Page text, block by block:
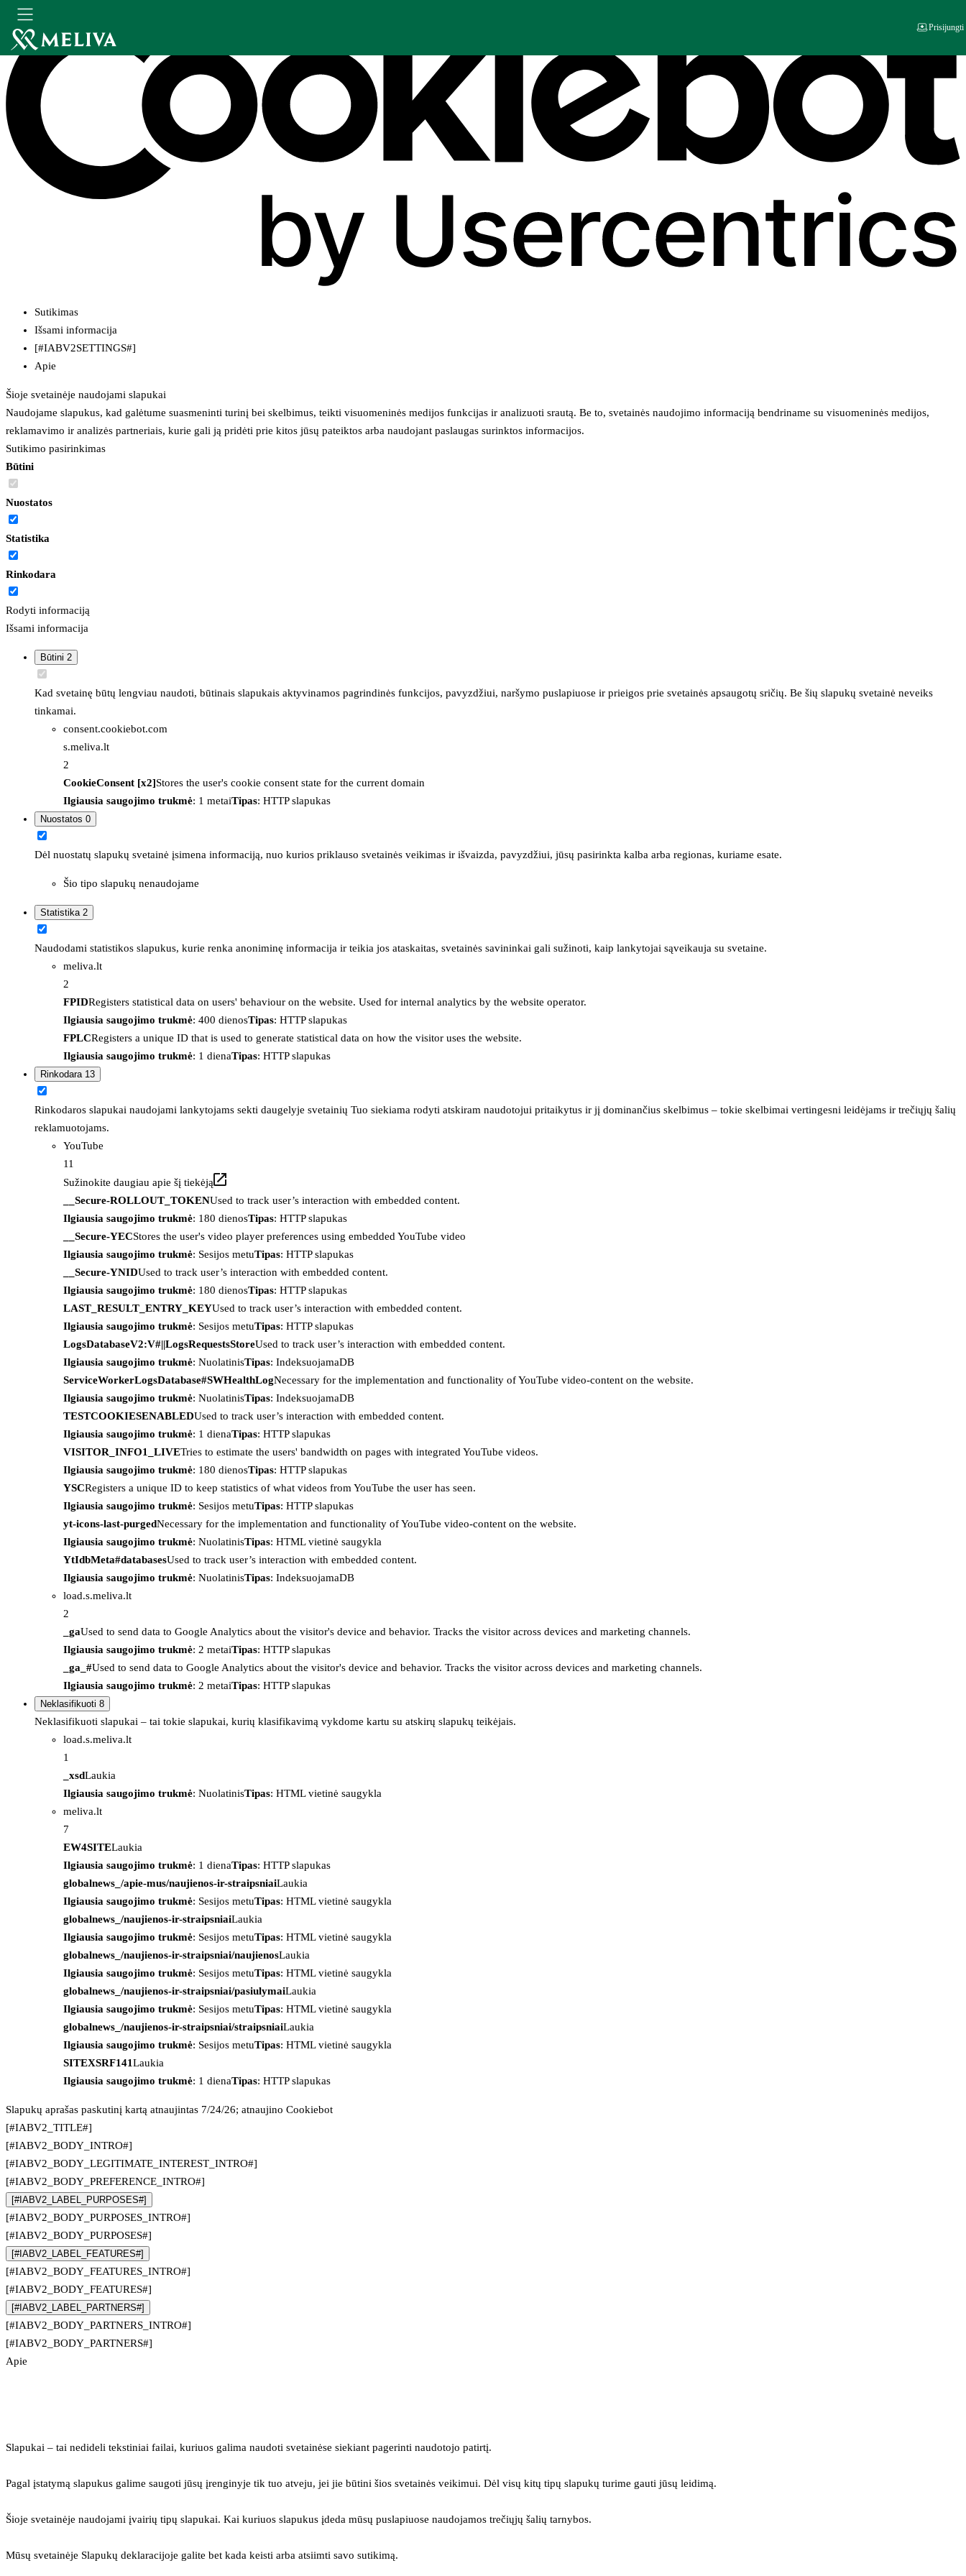
Sutikimas
Išsami informacija
[#IABV2SETTINGS#]
Apie
Šioje svetainėje naudojami slapukai
Naudojame slapukus, kad galėtume suasmeninti turinį bei skelbimus, teikti visuomeninės medijos funkcijas ir analizuoti srautą. Be to, svetainės naudojimo informaciją bendriname su visuomeninės medijos,
reklamavimo ir analizės partneriais, kurie gali ją pridėti prie kitos jūsų pateiktos arba naudojant paslaugas surinktos informacijos.
Sutikimo pasirinkimas
Būtini
Nuostatos
Statistika
Rinkodara
Rodyti informaciją
Išsami informacija
Būtini 2
Kad svetainę būtų lengviau naudoti, būtinais slapukais aktyvinamos pagrindinės funkcijos, pavyzdžiui, naršymo puslapiuose ir prieigos prie svetainės apsaugotų sričių. Be šių slapukų svetainė neveiks
tinkamai.
consent.cookiebot.com
s.meliva.lt
2
CookieConsent [x2]Stores the user's cookie consent state for the current domain
Ilgiausia saugojimo trukmė: 1 metaiTipas: HTTP slapukas
Nuostatos 0
Dėl nuostatų slapukų svetainė įsimena informaciją, nuo kurios priklauso svetainės veikimas ir išvaizda, pavyzdžiui, jūsų pasirinkta kalba arba regionas, kuriame esate.
Šio tipo slapukų nenaudojame
Statistika 2
Naudodami statistikos slapukus, kurie renka anoniminę informacija ir teikia jos ataskaitas, svetainės savininkai gali sužinoti, kaip lankytojai sąveikauja su svetaine.
meliva.lt
2
FPIDRegisters statistical data on users' behaviour on the website. Used for internal analytics by the website operator.
Ilgiausia saugojimo trukmė: 400 dienosTipas: HTTP slapukas
FPLCRegisters a unique ID that is used to generate statistical data on how the visitor uses the website.
Ilgiausia saugojimo trukmė: 1 dienaTipas: HTTP slapukas
Rinkodara 13
Rinkodaros slapukai naudojami lankytojams sekti daugelyje svetainių Tuo siekiama rodyti atskiram naudotojui pritaikytus ir jį dominančius skelbimus – tokie skelbimai vertingesni leidėjams ir trečiųjų šalių
reklamuotojams.
YouTube
11
Sužinokite daugiau apie šį tiekėją
__Secure-ROLLOUT_TOKENUsed to track user’s interaction with embedded content.
Ilgiausia saugojimo trukmė: 180 dienosTipas: HTTP slapukas
__Secure-YECStores the user's video player preferences using embedded YouTube video
Ilgiausia saugojimo trukmė: Sesijos metuTipas: HTTP slapukas
__Secure-YNIDUsed to track user’s interaction with embedded content.
Ilgiausia saugojimo trukmė: 180 dienosTipas: HTTP slapukas
LAST_RESULT_ENTRY_KEYUsed to track user’s interaction with embedded content.
Ilgiausia saugojimo trukmė: Sesijos metuTipas: HTTP slapukas
LogsDatabaseV2:V#||LogsRequestsStoreUsed to track user’s interaction with embedded content.
Ilgiausia saugojimo trukmė: NuolatinisTipas: IndeksuojamaDB
ServiceWorkerLogsDatabase#SWHealthLogNecessary for the implementation and functionality of YouTube video-content on the website.
Ilgiausia saugojimo trukmė: NuolatinisTipas: IndeksuojamaDB
TESTCOOKIESENABLEDUsed to track user’s interaction with embedded content.
Ilgiausia saugojimo trukmė: 1 dienaTipas: HTTP slapukas
VISITOR_INFO1_LIVETries to estimate the users' bandwidth on pages with integrated YouTube videos.
Ilgiausia saugojimo trukmė: 180 dienosTipas: HTTP slapukas
YSCRegisters a unique ID to keep statistics of what videos from YouTube the user has seen.
Ilgiausia saugojimo trukmė: Sesijos metuTipas: HTTP slapukas
yt-icons-last-purgedNecessary for the implementation and functionality of YouTube video-content on the website.
Ilgiausia saugojimo trukmė: NuolatinisTipas: HTML vietinė saugykla
YtIdbMeta#databasesUsed to track user’s interaction with embedded content.
Ilgiausia saugojimo trukmė: NuolatinisTipas: IndeksuojamaDB
load.s.meliva.lt
2
_gaUsed to send data to Google Analytics about the visitor's device and behavior. Tracks the visitor across devices and marketing channels.
Ilgiausia saugojimo trukmė: 2 metaiTipas: HTTP slapukas
_ga_#Used to send data to Google Analytics about the visitor's device and behavior. Tracks the visitor across devices and marketing channels.
Ilgiausia saugojimo trukmė: 2 metaiTipas: HTTP slapukas
Neklasifikuoti 8
Neklasifikuoti slapukai – tai tokie slapukai, kurių klasifikavimą vykdome kartu su atskirų slapukų teikėjais.
load.s.meliva.lt
1
_xsdLaukia
Ilgiausia saugojimo trukmė: NuolatinisTipas: HTML vietinė saugykla
meliva.lt
7
EW4SITELaukia
Ilgiausia saugojimo trukmė: 1 dienaTipas: HTTP slapukas
globalnews_/apie-mus/naujienos-ir-straipsniaiLaukia
Ilgiausia saugojimo trukmė: Sesijos metuTipas: HTML vietinė saugykla
globalnews_/naujienos-ir-straipsniaiLaukia
Ilgiausia saugojimo trukmė: Sesijos metuTipas: HTML vietinė saugykla
globalnews_/naujienos-ir-straipsniai/naujienosLaukia
Ilgiausia saugojimo trukmė: Sesijos metuTipas: HTML vietinė saugykla
globalnews_/naujienos-ir-straipsniai/pasiulymaiLaukia
Ilgiausia saugojimo trukmė: Sesijos metuTipas: HTML vietinė saugykla
globalnews_/naujienos-ir-straipsniai/straipsniaiLaukia
Ilgiausia saugojimo trukmė: Sesijos metuTipas: HTML vietinė saugykla
SITEXSRF141Laukia
Ilgiausia saugojimo trukmė: 1 dienaTipas: HTTP slapukas
Slapukų aprašas paskutinį kartą atnaujintas 7/24/26; atnaujino Cookiebot
[#IABV2_TITLE#]
[#IABV2_BODY_INTRO#]
[#IABV2_BODY_LEGITIMATE_INTEREST_INTRO#]
[#IABV2_BODY_PREFERENCE_INTRO#]
[#IABV2_LABEL_PURPOSES#]
[#IABV2_BODY_PURPOSES_INTRO#]
[#IABV2_BODY_PURPOSES#]
[#IABV2_LABEL_FEATURES#]
[#IABV2_BODY_FEATURES_INTRO#]
[#IABV2_BODY_FEATURES#]
[#IABV2_LABEL_PARTNERS#]
[#IABV2_BODY_PARTNERS_INTRO#]
[#IABV2_BODY_PARTNERS#]
Apie
Slapukai – tai nedideli tekstiniai failai, kuriuos galima naudoti svetainėse siekiant pagerinti naudotojo patirtį.
Pagal įstatymą slapukus galime saugoti jūsų įrenginyje tik tuo atveju, jei jie būtini šios svetainės veikimui. Dėl visų kitų tipų slapukų turime gauti jūsų leidimą.
Šioje svetainėje naudojami įvairių tipų slapukai. Kai kuriuos slapukus įdeda mūsų puslapiuose naudojamos trečiųjų šalių tarnybos.
Mūsų svetainėje Slapukų deklaracijoje galite bet kada keisti arba atsiimti savo sutikimą.
Prisijungti